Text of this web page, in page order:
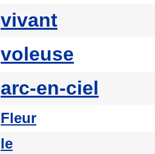
vivant
voleuse
arc-en-ciel
Fleur
le